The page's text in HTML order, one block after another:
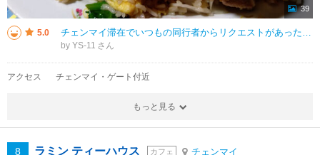
39
5.0 チェンマイ滞在でいつもの同行者からリクエストがあったチェンマイ・ナイトバザールへ行ったものの観光客が多く混雑していたので夕食をとることを諦めて離脱。その後、夕方に目を付けておいたチェンマイ門近くにあるナイトマーケットへ行っ
by YS-11
アクセス チェンマイ・ゲート付近
もっと見る
8 ラミン ティーハウス カフェ チェンマイ